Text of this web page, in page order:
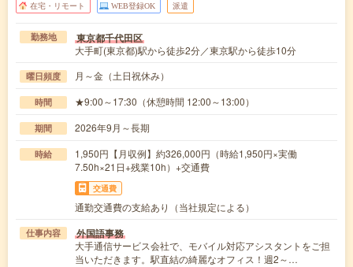
在宅・リモート WEB登録OK 派遣
勤務地 東京都千代田区
大手町(東京都)駅から徒歩2分／東京駅から徒歩10分
曜日頻度 月～金（土日祝休み）
時間 ★9:00～17:30（休憩時間 12:00～13:00）
期間 2026年9月～長期
時給
1,950円【月収例】約326,000円（時給1,950円×実働
7.50h×21日+残業10h）+交通費
交通費
通勤交通費の支給あり（当社規定による）
仕事内容 外国語事務
大手通信サービス会社で、モバイル対応アシスタントをご担
当いただきます。駅直結の綺麗なオフィス！週2～…